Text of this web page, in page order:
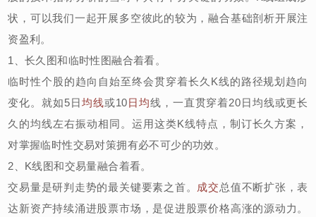
状，可以我们一起开展多空彼此的较为，融合基础剖析开展注
资盈利。
1、长久图和临时性图融合着看。
临时性个股的趋向自始至终会贯穿着长久K线的路径规划趋向
变化。就如5日均线或10日均线，一直贯穿着20日均线或更长
久的均线左右振动相同。运用这类K线特点，制订长久方案，
对掌握临时性交易对策拥有必不可少的功效。
2、K线图和交易量融合着看。
交易量是研判走势的最关键要素之首。 成交总值不断扩张，表
达新资产持续涌进股票市场，是促进股票价格高涨的源动力。